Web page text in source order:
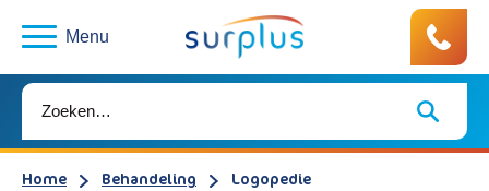
Menu
Home Behandeling Logopedie